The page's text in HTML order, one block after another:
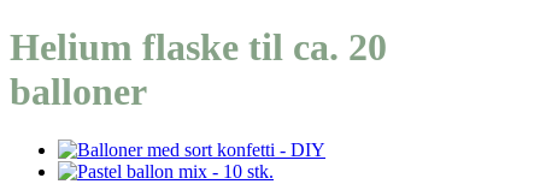
Helium flaske til ca. 20
balloner